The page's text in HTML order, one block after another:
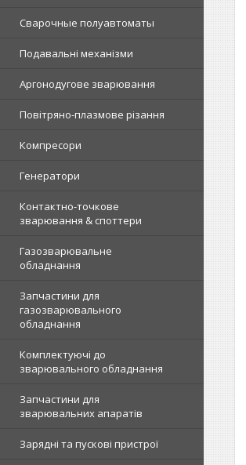
Сварочные полуавтоматы
Подавальні механізми
Аргонодугове зварювання
Повітряно-плазмове різання
Компресори
Генератори
Контактно-точкове
зварювання & споттери
Газозварювальне
обладнання
Запчастини для
газозварювального
обладнання
Комплектуючі до
зварювального обладнання
Запчастини для
зварювальних апаратів
Зарядні та пускові пристрої